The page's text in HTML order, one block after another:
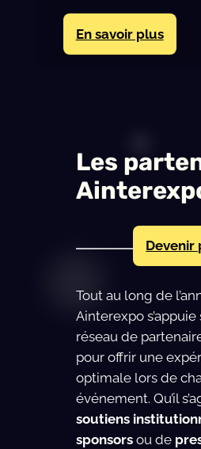
En savoir plus
Les
Devenir
Tout au long de
Ainterexpo s’appuie
réseau de
pour offrir une
optimale lors de
événement. Qu’il
soutiens
sponsors ou de